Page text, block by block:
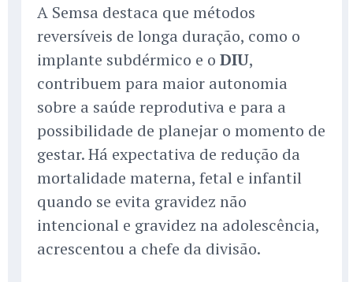
A Semsa destaca que métodos
reversíveis de longa duração, como o
implante subdérmico e o DIU,
contribuem para maior autonomia
sobre a saúde reprodutiva e para a
possibilidade de planejar o momento de
gestar. Há expectativa de redução da
mortalidade materna, fetal e infantil
quando se evita gravidez não
intencional e gravidez na adolescência,
acrescentou a chefe da divisão.